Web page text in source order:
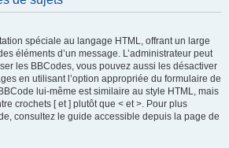
spéciale au langage HTML, offrant un large
éléments d’un message. L’administrateur peut
les BBCodes, vous pouvez aussi les désactiver
en utilisant l’option appropriée du formulaire de
lui-même est similaire au style HTML, mais
crochets [ et ] plutôt que < et >. Pour plus
consultez le guide accessible depuis la page de